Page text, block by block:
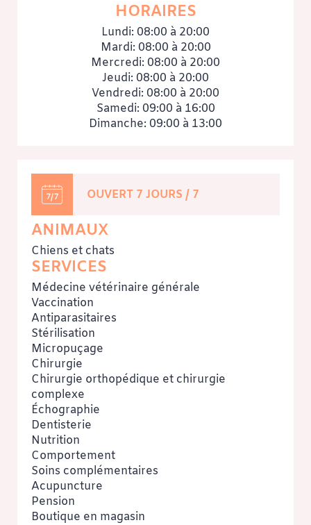
HORAIRES
Lundi: 08:00 à 20:00
Mardi: 08:00 à 20:00
Mercredi: 08:00 à 20:00
Jeudi: 08:00 à 20:00
Vendredi: 08:00 à 20:00
Samedi: 09:00 à 16:00
Dimanche: 09:00 à 13:00
OUVERT 7 JOURS / 7
ANIMAUX
Chiens et chats
SERVICES
Médecine vétérinaire générale
Vaccination
Antiparasitaires
Stérilisation
Micropuçage
Chirurgie
Chirurgie orthopédique et chirurgie
complexe
Échographie
Dentisterie
Nutrition
Comportement
Soins complémentaires
Acupuncture
Pension
Boutique en magasin